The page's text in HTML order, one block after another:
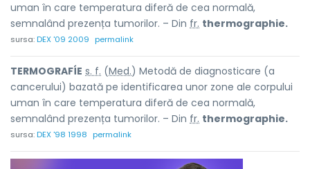
uman în care temperatura diferă de cea normală,
semnalând prezența tumorilor. – Din fr. thermographie.
sursa:DEX '09 2009 permalink
TERMOGRAFÍE s. f. (Med.) Metodă de diagnosticare (a
cancerului) bazată pe identificarea unor zone ale corpului
uman în care temperatura diferă de cea normală,
semnalând prezența tumorilor. – Din fr. thermographie.
sursa:DEX '98 1998 permalink